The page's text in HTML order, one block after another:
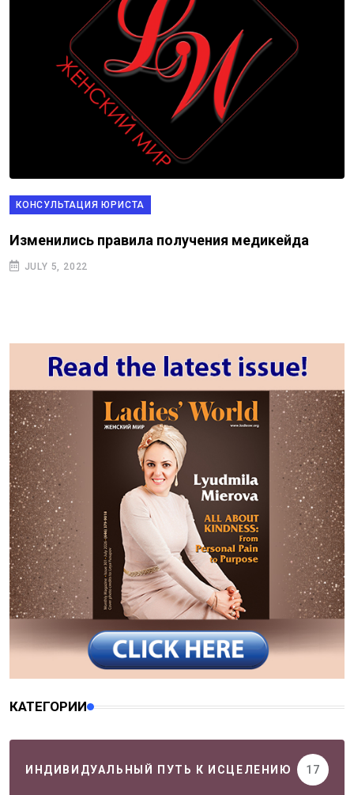
КОНСУЛЬТАЦИЯ ЮРИСТА
Изменились правила получения медикейда
JULY 5, 2022
КАТЕГОРИИ
ИНДИВИДУАЛЬНЫЙ ПУТЬ К ИСЦЕЛЕНИЮ 17